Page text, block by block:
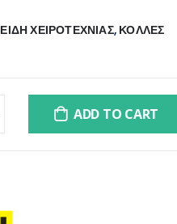
ΕΙΔΗ ΧΕΙΡΟΤΕΧΝΙΑΣ, ΚΟΛΛΕΣ
ADD TO CART